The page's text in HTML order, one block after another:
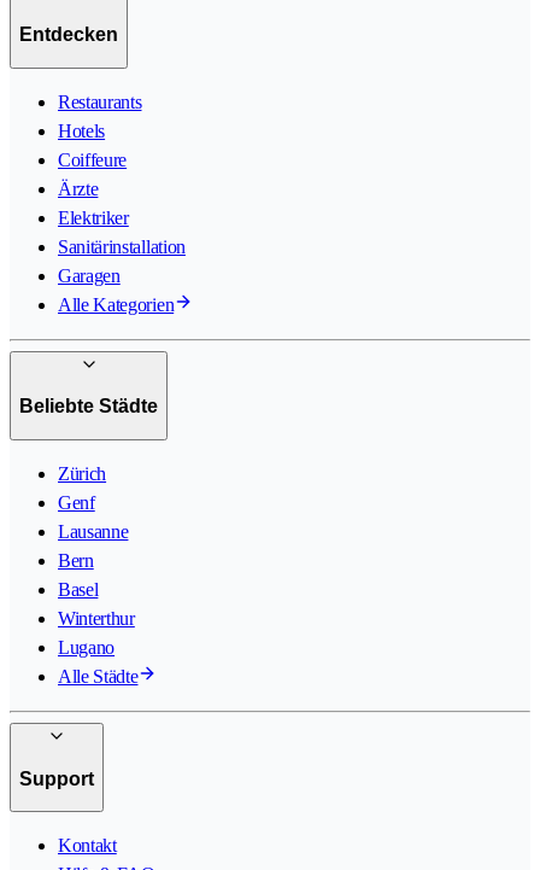
Entdecken
Restaurants
Hotels
Coiffeure
Ärzte
Elektriker
Sanitärinstallation
Garagen
Alle Kategorien
Beliebte Städte
Zürich
Genf
Lausanne
Bern
Basel
Winterthur
Lugano
Alle Städte
Support
Kontakt